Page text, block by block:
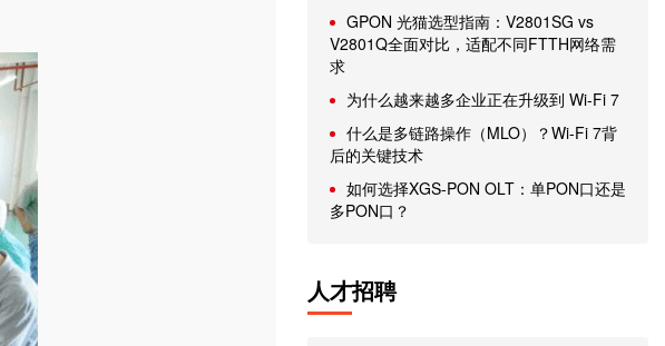
GPON 光猫选型指南：V2801SG vs
V2801Q全面对比，适配不同FTTH网络需
求
为什么越来越多企业正在升级到 Wi-Fi 7
什么是多链路操作（MLO）？Wi-Fi 7背
后的关键技术
如何选择XGS-PON OLT：单PON口还是
多PON口？
人才招聘